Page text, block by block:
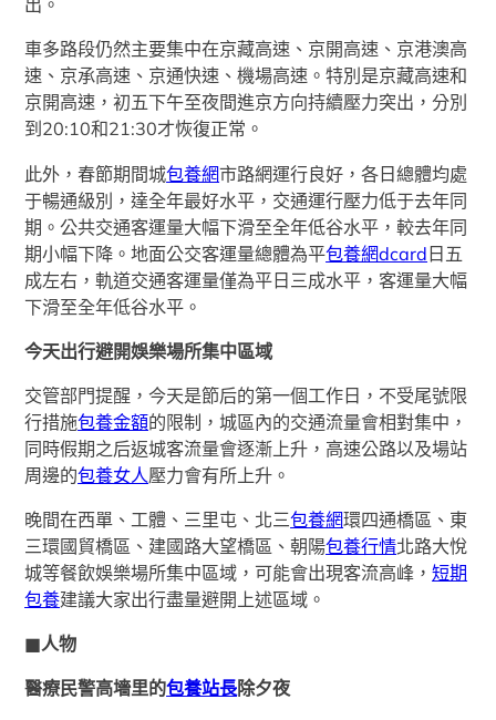
出。
車多路段仍然主要集中在京藏高速、京開高速、京港澳高
速、京承高速、京通快速、機場高速。特別是京藏高速和
京開高速，初五下午至夜間進京方向持續壓力突出，分別
到20:10和21:30才恢復正常。
此外，春節期間城包養網市路網運行良好，各日總體均處
于暢通級別，達全年最好水平，交通運行壓力低于去年同
期。公共交通客運量大幅下滑至全年低谷水平，較去年同
期小幅下降。地面公交客運量總體為平包養網dcard日五
成左右，軌道交通客運量僅為平日三成水平，客運量大幅
下滑至全年低谷水平。
今天出行避開娛樂場所集中區域
交管部門提醒，今天是節后的第一個工作日，不受尾號限
行措施包養金額的限制，城區內的交通流量會相對集中，
同時假期之后返城客流量會逐漸上升，高速公路以及場站
周邊的包養女人壓力會有所上升。
晚間在西單、工體、三里屯、北三包養網環四通橋區、東
三環國貿橋區、建國路大望橋區、朝陽包養行情北路大悅
城等餐飲娛樂場所集中區域，可能會出現客流高峰，短期
包養建議大家出行盡量避開上述區域。
■人物
醫療民警高墻里的包養站長除夕夜